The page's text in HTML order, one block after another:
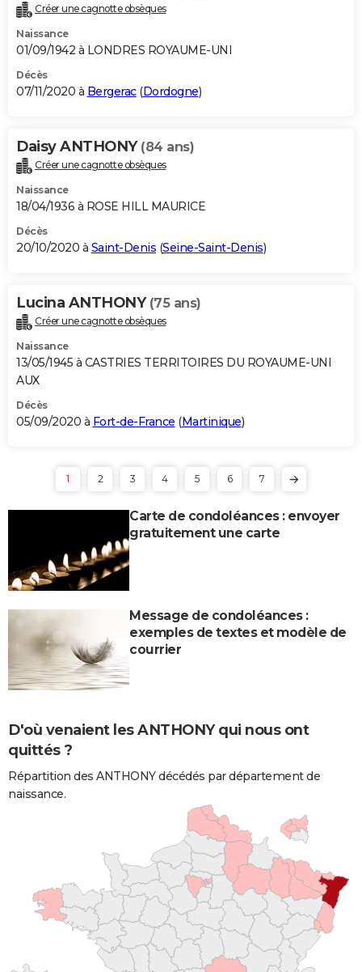
Créer une cagnotte obsèques
Naissance
01/09/1942 à LONDRES ROYAUME-UNI
Décès
07/11/2020 à Bergerac(Dordogne)
Daisy ANTHONY (84 ans)
Créer une cagnotte obsèques
Naissance
18/04/1936 à ROSE HILL MAURICE
Décès
20/10/2020 à Saint-Denis (Seine-Saint-Denis)
Lucina ANTHONY (75 ans)
Créer une cagnotte obsèques
Naissance
13/05/1945 à CASTRIES TERRITOIRES DU ROYAUME-UNI
AUX
Décès
05/09/2020 à Fort-de-France (Martinique)
1 2 3 4 5 6 7
Carte de condoléances : envoyer
gratuitement une carte
Message de condoléances :
exemples de textes et modèle de
courrier
D'où venaient les ANTHONY qui nous ont
quittés ?
Répartition des ANTHONY décédés par département de
naissance.